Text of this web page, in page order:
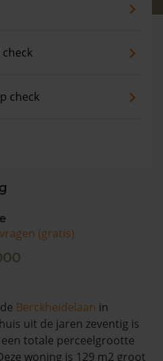
check
(gratis)
Berckheidelaan in
uit de jaren zeventig is
totale perceelgrootte
woning is 129 m2 groot